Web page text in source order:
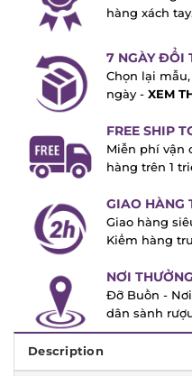
giả, hàng xách
7 NGÀY ĐỔI
Chọn lại
7 ngày -XEM
FREE SHIP
Miễn phí vận
hàng trên 1
GIAO HÀNG
Giao hàng
Kiểm hàng
NƠI
Đỡ Buồn -
dân sành rượu
Description